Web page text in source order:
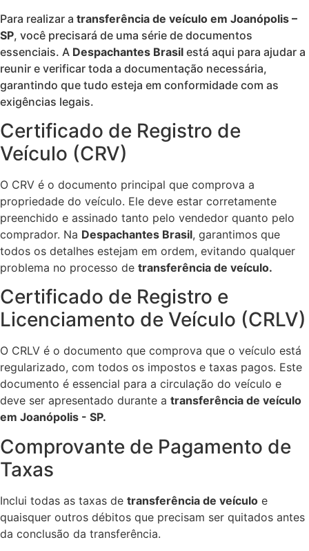
Para realizar a transferência de veículo em Joanópolis –
SP, você precisará de uma série de documentos
essenciais. A Despachantes Brasil está aqui para ajudar a
reunir e verificar toda a documentação necessária,
garantindo que tudo esteja em conformidade com as
exigências legais.
Certificado de Registro de
Veículo (CRV)
O CRV é o documento principal que comprova a
propriedade do veículo. Ele deve estar corretamente
preenchido e assinado tanto pelo vendedor quanto pelo
comprador. Na Despachantes Brasil, garantimos que
todos os detalhes estejam em ordem, evitando qualquer
problema no processo de transferência de veículo.
Certificado de Registro e
Licenciamento de Veículo (CRLV)
O CRLV é o documento que comprova que o veículo está
regularizado, com todos os impostos e taxas pagos. Este
documento é essencial para a circulação do veículo e
deve ser apresentado durante a transferência de veículo
em Joanópolis - SP.
Comprovante de Pagamento de
Taxas
Inclui todas as taxas de transferência de veículo e
quaisquer outros débitos que precisam ser quitados antes
da conclusão da transferência.